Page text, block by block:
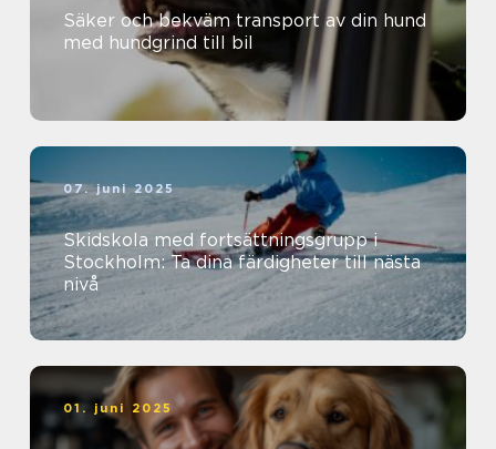
Säker och bekväm transport av din hund
med hundgrind till bil
07. juni 2025
Skidskola med fortsättningsgrupp i
Stockholm: Ta dina färdigheter till nästa
nivå
01. juni 2025